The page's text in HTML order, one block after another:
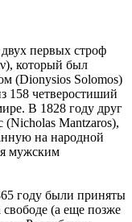
первых строф
который был
(Dionysios Solomos)
158 четверостиший
В 1828 году друг
Mantzaros),
на народной
мужским
году были приняты
(а еще позже